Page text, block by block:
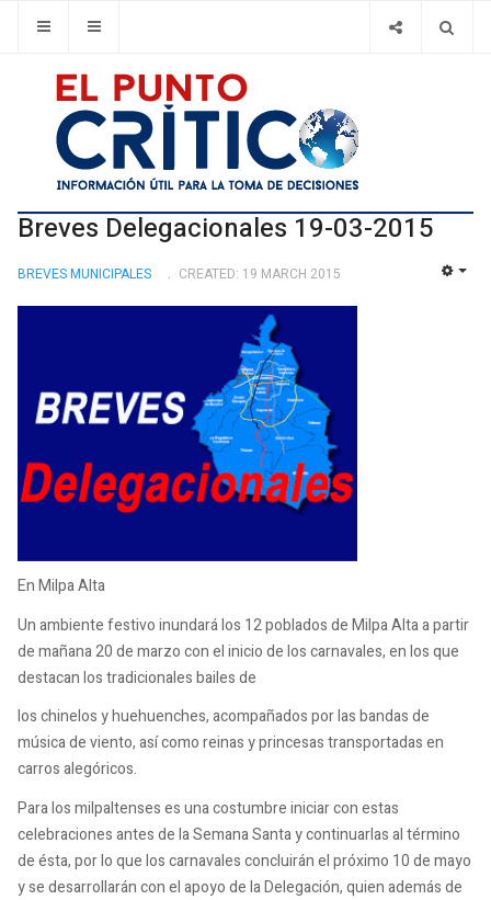
Breves Delegacionales 19-03-2015
BREVES MUNICIPALES CREATED: 19 MARCH 2015
En Milpa Alta
Un ambiente festivo inundará los 12 poblados de Milpa Alta a partir
de mañana 20 de marzo con el inicio de los carnavales, en los que
destacan los tradicionales bailes de
los chinelos y huehuenches, acompañados por las bandas de
música de viento, así como reinas y princesas transportadas en
carros alegóricos.
Para los milpaltenses es una costumbre iniciar con estas
celebraciones antes de la Semana Santa y continuarlas al término
de ésta, por lo que los carnavales concluirán el próximo 10 de mayo
y se desarrollarán con el apoyo de la Delegación, quien además de